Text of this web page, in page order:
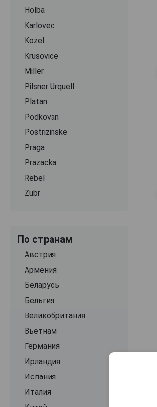
Holba
Karlovec
Kozel
Krusovice
Miller
Pilsner Urquell
Platan
Podkovan
Postrizinske
Praga
Prazacka
Rebel
Zubr
По странам
Австрия
Армения
Беларусь
Бельгия
Великобритания
Вьетнам
Германия
Ирландия
Испания
Италия